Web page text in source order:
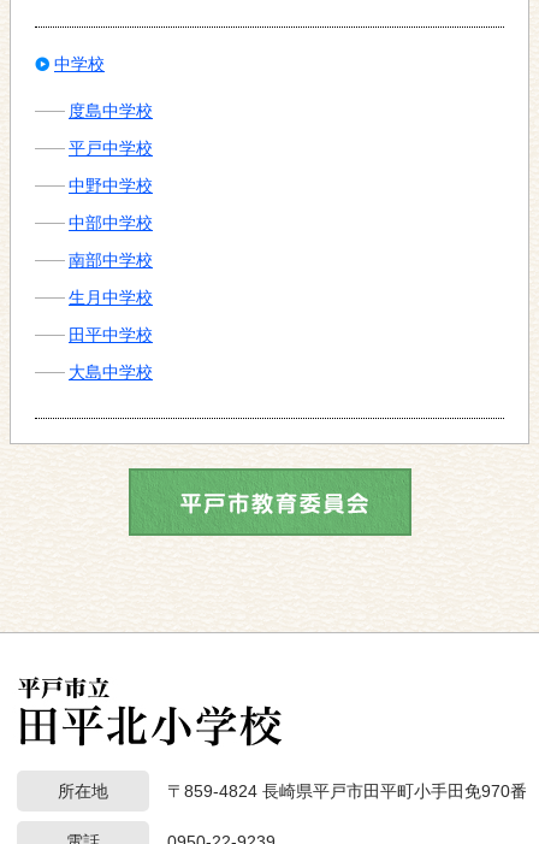
中学校
度島中学校
平戸中学校
中野中学校
中部中学校
南部中学校
生月中学校
田平中学校
大島中学校
所在地 〒859-4824 長崎県平戸市田平町小手田免970番